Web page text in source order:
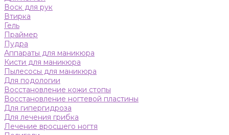
Воск для рук
Втирка
Гель
Праймер
Пудра
Аппараты для маникюра
Кисти для маникюра
Пылесосы для маникюра
Для подологии
Восстановление кожи стопы
Восстановление ногтевой пластины
Для гипергидроза
Для лечения грибка
Лечение вросшего ногтя